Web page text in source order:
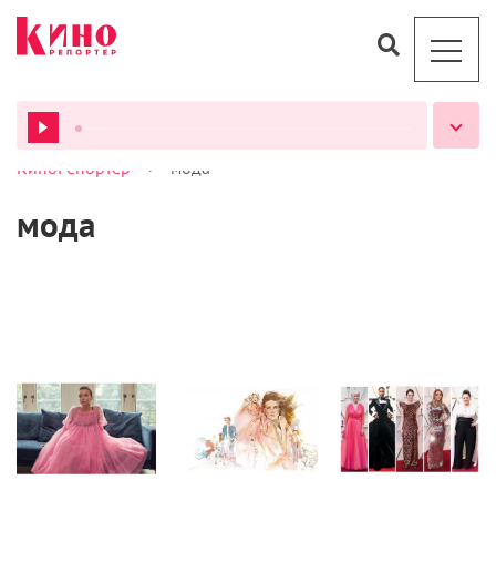
ВСЕ ПОДКАСТЫ
КиноРепортер > мода
мода